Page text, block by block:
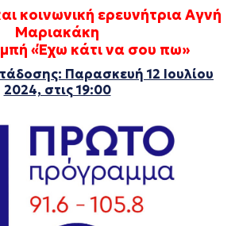
κοινωνική ερευνήτρια Αγνή
Μαριακάκη
«Έχω κάτι να σου πω»
Παρασκευή 12 Ιουλίου
2024, στις 19:00